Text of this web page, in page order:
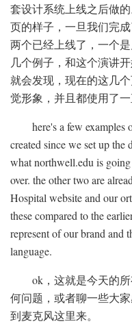
套设计系统上线之后做
页的样子，一旦我们完
两个已经上线了，一个
几个例子，和这个演讲
就会发现，现在的这几
觉形象，并且都使用了一
here's a few examples
created since we set up the
what northwell.edu is going
over. the other two are
Hospital website and our
these compared to the
represent of our brand and
language.
ok，这就是今天的
何问题，或者聊一些大
到麦克风这里来。